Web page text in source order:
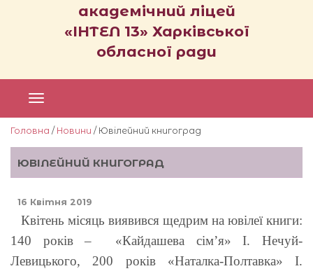
академічний ліцей
«ІНТЕЛ 13» Харківської
обласної ради
Головна / Новини / Ювілейний книгоград
ЮВІЛЕЙНИЙ КНИГОГРАД
16 Квітня 2019
Квітень місяць виявився щедрим на ювілеї книги:
140 років – «Кайдашева сім’я» І. Нечуй-
Левицького, 200 років «Наталка-Полтавка» І.